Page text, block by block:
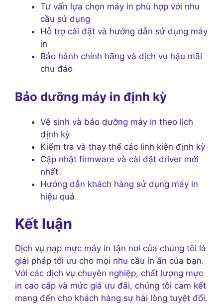
Tư vấn lựa chọn máy in phù hợp với nhu
cầu sử dụng
Hỗ trợ cài đặt và hướng dẫn sử dụng máy
in
Bảo hành chính hãng và dịch vụ hậu mãi
chu đáo
Bảo dưỡng máy in định kỳ
Vệ sinh và bảo dưỡng máy in theo lịch
định kỳ
Kiểm tra và thay thế các linh kiện định kỳ
Cập nhật firmware và cài đặt driver mới
nhất
Hướng dẫn khách hàng sử dụng máy in
hiệu quả
Kết luận
Dịch vụ nạp mực máy in tận nơi của chúng tôi là
giải pháp tối ưu cho mọi nhu cầu in ấn của bạn.
Với các dịch vụ chuyên nghiệp, chất lượng mực
in cao cấp và mức giá ưu đãi, chúng tôi cam kết
mang đến cho khách hàng sự hài lòng tuyệt đối.